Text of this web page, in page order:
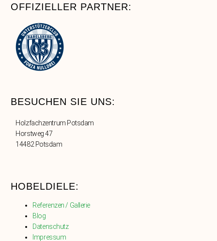
OFFIZIELLER PARTNER:
BESUCHEN SIE UNS:
Holzfachzentrum Potsdam
Horstweg 47
14482 Potsdam
HOBELDIELE:
Referenzen / Gallerie
Blog
Datenschutz
Impressum